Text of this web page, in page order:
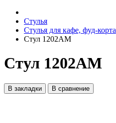
Стулья
Стулья для кафе, фуд-корта
Стул 1202AM
Стул 1202AM
В закладки В сравнение